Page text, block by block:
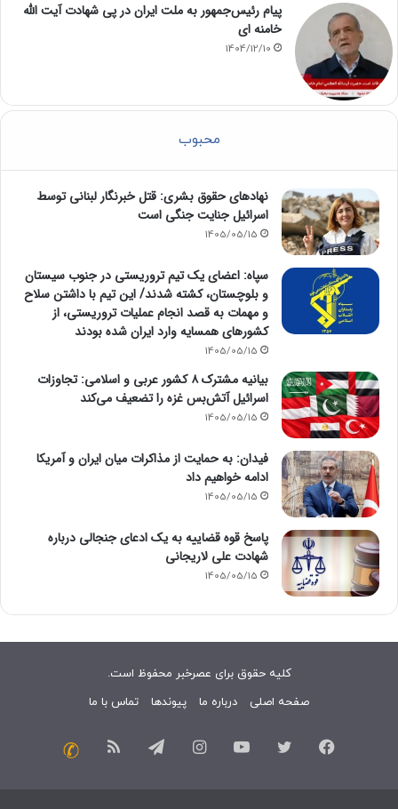
پیام رئیس‌جمهور به ملت ایران در پی شهادت آیت الله
خامنه ای
1404/12/10
محبوب
نهادهای حقوق بشری: قتل خبرنگار لبنانی توسط
اسرائیل جنایت جنگی است
1405/05/15
سپاه: اعضای یک تیم تروریستی در جنوب سیستان
و بلوچستان، کشته شدند/ این تیم با داشتن سلاح
و مهمات به قصد انجام عملیات تروریستی، از
کشورهای همسایه وارد ایران شده بودند
1405/05/15
بیانیه مشترک ۸ کشور عربی و اسلامی: تجاوزات
اسرائیل آتش‌بس غزه را تضعیف می‌کند
1405/05/15
فیدان: به حمایت از مذاکرات میان ایران و آمریکا
ادامه خواهیم داد
1405/05/15
پاسخ قوه قضاییه به یک ادعای جنجالی درباره
شهادت علی لاریجانی
1405/05/15
کلیه حقوق برای عصرخبر محفوظ است.
صفحه اصلی
درباره ما پیوندها تماس با ما
فیسبوک توییتر یوتیوب اینستاگرامتلگرام خوراک